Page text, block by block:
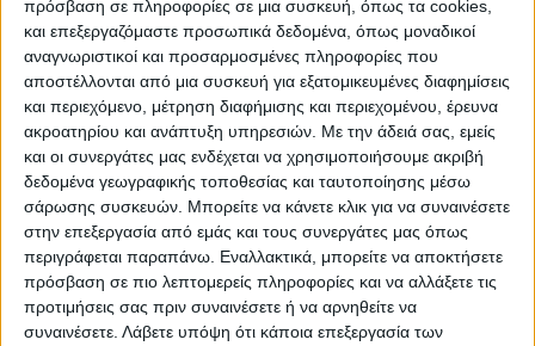
πρόσβαση σε πληροφορίες σε μια συσκευή, όπως τα cookies,
και επεξεργαζόμαστε προσωπικά δεδομένα, όπως μοναδικοί
αναγνωριστικοί και προσαρμοσμένες πληροφορίες που
αποστέλλονται από μια συσκευή για εξατομικευμένες διαφημίσεις
και περιεχόμενο, μέτρηση διαφήμισης και περιεχομένου, έρευνα
ακροατηρίου και ανάπτυξη υπηρεσιών. Με την άδειά σας, εμείς
και οι συνεργάτες μας ενδέχεται να χρησιμοποιήσουμε ακριβή
δεδομένα γεωγραφικής τοποθεσίας και ταυτοποίησης μέσω
σάρωσης συσκευών. Μπορείτε να κάνετε κλικ για να συναινέσετε
στην επεξεργασία από εμάς και τους συνεργάτες μας όπως
περιγράφεται παραπάνω. Εναλλακτικά, μπορείτε να αποκτήσετε
πρόσβαση σε πιο λεπτομερείς πληροφορίες και να αλλάξετε τις
προτιμήσεις σας πριν συναινέσετε ή να αρνηθείτε να
συναινέσετε. Λάβετε υπόψη ότι κάποια επεξεργασία των
>Λαογραφικό και Αθλητικό Κέντρο Παλαμά
«Δρώμενα» και Μορφωτικός Σύλλογος
Αγναντερού
>Χορευτικός Όμιλος Βλοχού «Η Αρχαία
Πειρασία»
>Σύντομη εμφάνιση ξένων χορευτικών
(Κολομβία, Νότια Κορέα, Μολδαβία)